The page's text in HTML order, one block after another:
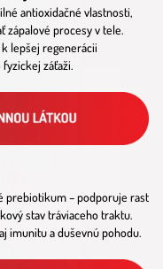
antioxidačné vlastnosti,
zápalové procesy v tele.
lepšej regenerácii
záťaži.
prebiotikum – podporuje rast
stav tráviaceho traktu.
imunitu a duševnú pohodu.